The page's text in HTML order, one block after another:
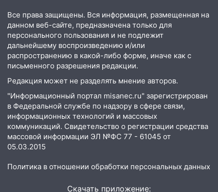
13:20 В Ульяновске за один день
обокрали женщину на пляже и
подростка в сквере
13:01 В Димитровграде мужчина
выбросил из машины страйкбольную
гранату: его задержали
12:34
На Ульяновскую область
надвигается сильнейшая непогода: град
и шквал до 27 м/с
12:31 Ульяновец хотел купить иномарку
из Европы и потерял 760 тысяч рублей
столкнулись «Лада» и Chevrolet:
Все права защищены. Вся информация, размещенная на
данном веб-сайте, предназначена только для
персонального пользования и не подлежит
дальнейшему воспроизведению и/или
распространению в какой-либо форме, иначе как с
письменного разрешения редакции.
Редакция может не разделять мнение авторов.
"Информационный портал misanec.ru" зарегистрирован
в Федеральной службе по надзору в сфере связи,
информационных технологий и массовых
коммуникаций. Свидетельство о регистрации средства
массовой информации ЭЛ №ФС 77 - 61045 от
05.03.2015
Политика в отношении обработки персональных данных
Скачать приложение: